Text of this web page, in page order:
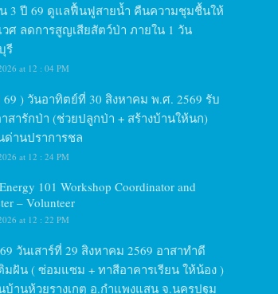
น 3 ปี 69 ดูแลฟื้นฟูสายน้ำ คืนความชุมชื้นให้
วศ ลดการสูญเสียสัตว์ป่า ภายใน 1 วัน
รี
at 12 : 04 PM
69 ) วันอาทิตย์ที่ 30 สิงหาคม พ.ศ. 2569 รับ
สารักป่า (ช่วยปลูกป่า + สร้างบ้านให้นก)
ด่านปราการชล
at 12 : 24 PM
101 Workshop Coordinator and
– Volunteer
at 12 : 22 PM
วันเสาร์ที่ 29 สิงหาคม 2569 อาสาทำดี
มฝัน ( ซ่อมแซม + ทาสีอาคารเรียน ให้น้อง )
บ้านห้วยรางเกตุ อ.กำแพงแสน จ.นครปฐม